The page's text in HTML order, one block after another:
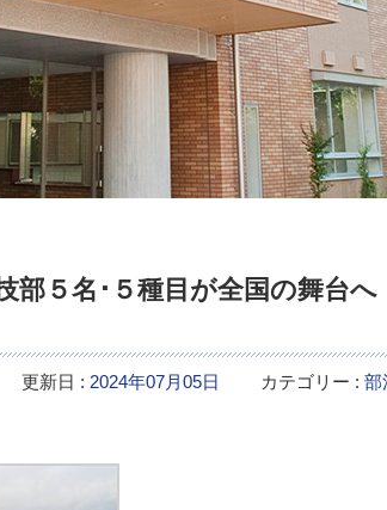
部５名･５種目が全国の舞台へ
更新日 : 2024年07月05日 カテゴリー : 部